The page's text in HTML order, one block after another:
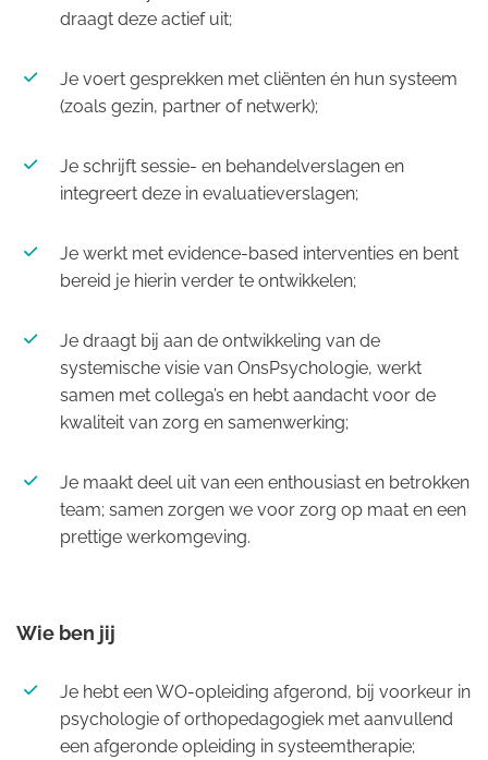
draagt deze actief uit;
Je voert gesprekken met cliënten én hun systeem
(zoals gezin, partner of netwerk);
Je schrijft sessie- en behandelverslagen en
integreert deze in evaluatieverslagen;
Je werkt met evidence-based interventies en bent
bereid je hierin verder te ontwikkelen;
Je draagt bij aan de ontwikkeling van de
systemische visie van OnsPsychologie, werkt
samen met collega’s en hebt aandacht voor de
kwaliteit van zorg en samenwerking;
Je maakt deel uit van een enthousiast en betrokken
team; samen zorgen we voor zorg op maat en een
prettige werkomgeving.
Wie ben jij
Je hebt een WO-opleiding afgerond, bij voorkeur in
psychologie of orthopedagogiek met aanvullend
een afgeronde opleiding in systeemtherapie;